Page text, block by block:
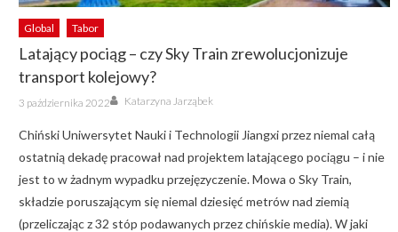
Global Tabor
Latający pociąg – czy Sky Train zrewolucjonizuje
transport kolejowy?
Posted
on
3 października 2022 Author
Katarzyna Jarząbek
Chiński Uniwersytet Nauki i Technologii Jiangxi przez niemal całą
ostatnią dekadę pracował nad projektem latającego pociągu – i nie
jest to w żadnym wypadku przejęzyczenie. Mowa o Sky Train,
składzie poruszającym się niemal dziesięć metrów nad ziemią
(przeliczając z 32 stóp podawanych przez chińskie media). W jaki